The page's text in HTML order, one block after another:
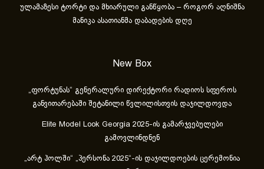
ულამაზესი ტორტი და მხიარული განწყობა – როგორ აღნიშნა
მანიკა ასათიანმა დაბადების დღე
New Box
„ფორტუნას“ გენერალური დირექტორი რადიოს სფეროს
განვითარებაში შეტანილი წვლილისთვის დაჯილდოვდა
Elite Model Look Georgia 2025-ის გამარჯვებულები
გამოვლინდნენ
„არტ ჰოლში“ „პერსონა 2025“-ის დაჯილდოების ცერემონია